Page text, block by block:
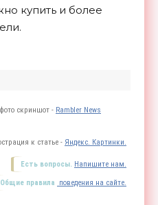
купить и более
скриншот - Rambler News
к статье - Яндекс. Картинки.
Есть вопросы. Напишите нам.
Общие правила поведения на сайте.